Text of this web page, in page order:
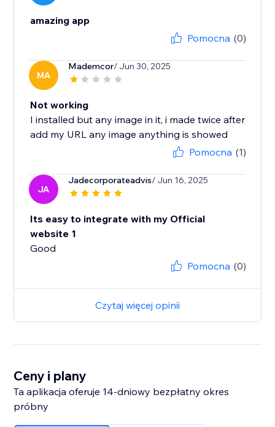
amazing app
Pomocna (0)
MA
Mademcor/ Jun 30, 2025
Not working
I installed but any image in it, i made twice after
add my URL any image anything is showed
Pomocna (1)
JA
Jadecorporateadvis/ Jun 16, 2025
Its easy to integrate with my Official
website 1
Good
Pomocna (0)
Czytaj więcej opinii
Ceny i plany
Ta aplikacja oferuje 14-dniowy bezpłatny okres
próbny